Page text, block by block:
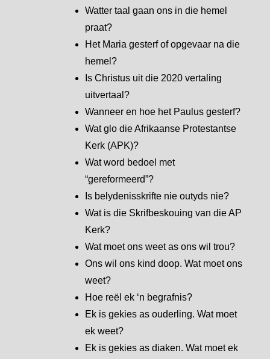
Watter taal gaan ons in die hemel
praat?
Het Maria gesterf of opgevaar na die
hemel?
Is Christus uit die 2020 vertaling
uitvertaal?
Wanneer en hoe het Paulus gesterf?
Wat glo die Afrikaanse Protestantse
Kerk (APK)?
Wat word bedoel met
“gereformeerd”?
Is belydenisskrifte nie outyds nie?
Wat is die Skrifbeskouing van die AP
Kerk?
Wat moet ons weet as ons wil trou?
Ons wil ons kind doop. Wat moet ons
weet?
Hoe reël ek ‘n begrafnis?
Ek is gekies as ouderling. Wat moet
ek weet?
Ek is gekies as diaken. Wat moet ek